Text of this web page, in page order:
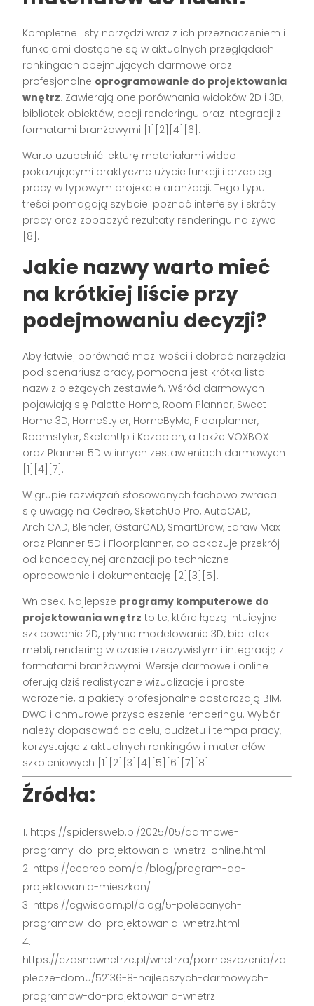
Kompletne listy narzędzi wraz z ich przeznaczeniem i
funkcjami dostępne są w aktualnych przeglądach i
rankingach obejmujących darmowe oraz
profesjonalne oprogramowanie do projektowania
wnętrz. Zawierają one porównania widoków 2D i 3D,
bibliotek obiektów, opcji renderingu oraz integracji z
formatami branżowymi [1][2][4][6].
Warto uzupełnić lekturę materiałami wideo
pokazującymi praktyczne użycie funkcji i przebieg
pracy w typowym projekcie aranżacji. Tego typu
treści pomagają szybciej poznać interfejsy i skróty
pracy oraz zobaczyć rezultaty renderingu na żywo
[8].
Jakie nazwy warto mieć
na krótkiej liście przy
podejmowaniu decyzji?
Aby łatwiej porównać możliwości i dobrać narzędzia
pod scenariusz pracy, pomocna jest krótka lista
nazw z bieżących zestawień. Wśród darmowych
pojawiają się Palette Home, Room Planner, Sweet
Home 3D, HomeStyler, HomeByMe, Floorplanner,
Roomstyler, SketchUp i Kazaplan, a także VOXBOX
oraz Planner 5D w innych zestawieniach darmowych
[1][4][7].
W grupie rozwiązań stosowanych fachowo zwraca
się uwagę na Cedreo, SketchUp Pro, AutoCAD,
ArchiCAD, Blender, GstarCAD, SmartDraw, Edraw Max
oraz Planner 5D i Floorplanner, co pokazuje przekrój
od koncepcyjnej aranżacji po techniczne
opracowanie i dokumentację [2][3][5].
Wniosek. Najlepsze programy komputerowe do
projektowania wnętrz to te, które łączą intuicyjne
szkicowanie 2D, płynne modelowanie 3D, biblioteki
mebli, rendering w czasie rzeczywistym i integrację z
formatami branżowymi. Wersje darmowe i online
oferują dziś realistyczne wizualizacje i proste
wdrożenie, a pakiety profesjonalne dostarczają BIM,
DWG i chmurowe przyspieszenie renderingu. Wybór
należy dopasować do celu, budżetu i tempa pracy,
korzystając z aktualnych rankingów i materiałów
szkoleniowych [1][2][3][4][5][6][7][8].
Źródła:
https://spidersweb.pl/2025/05/darmowe-
programy-do-projektowania-wnetrz-online.html
https://cedreo.com/pl/blog/program-do-
projektowania-mieszkan/
https://cgwisdom.pl/blog/5-polecanych-
programow-do-projektowania-wnetrz.html
https://czasnawnetrze.pl/wnetrza/pomieszczenia/za
plecze-domu/52136-8-najlepszych-darmowych-
programow-do-projektowania-wnetrz